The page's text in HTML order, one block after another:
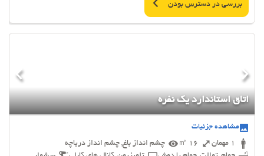
بررسی در دسترس بودن
اتاق استاندارد یک نفره
مشاهده جزئیات
1 مهمان
16 ㎡
چشم انداز باغ, چشم انداز دریاچه